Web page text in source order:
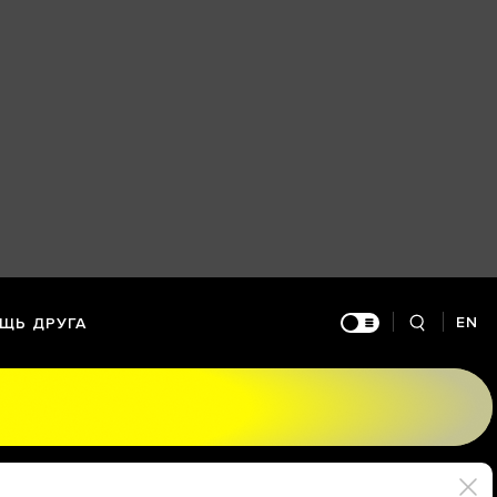
ДРУГА EN